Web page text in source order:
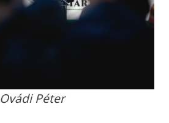
Ovádi Péter